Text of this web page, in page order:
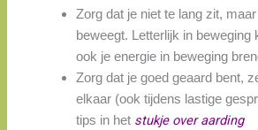
Zorg dat je niet te lang zit,
beweegt. Letterlijk in beweging
ook je energie in beweging
Zorg dat je goed geaard bent,
elkaar (ook tijdens lastige
tips in het stukje over aarding